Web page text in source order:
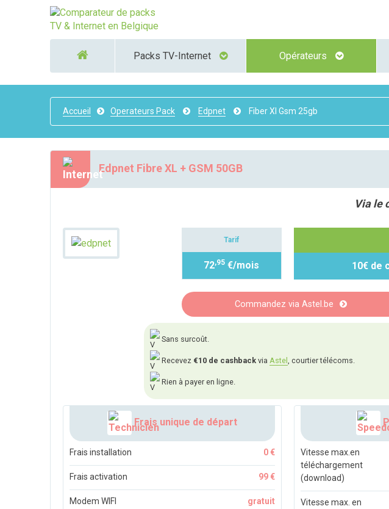
Packs TV-Internet Opérateurs
Accueil Operateurs Pack Edpnet Fiber Xl Gsm 25gb
Edpnet Fibre XL + GSM 50GB
Via le
Tarif
72,95 €/mois 10€ de
Commandez via Astel.be
Sans surcoût.
Recevez €10 de cashback via Astel , courtier télécoms.
Rien à payer en ligne.
Frais unique de départ
Frais installation 0 €
Frais activation 99 €
Modem WIFI gratuit
Vitesse max.en
téléchargement
(download)
Vitesse max. en